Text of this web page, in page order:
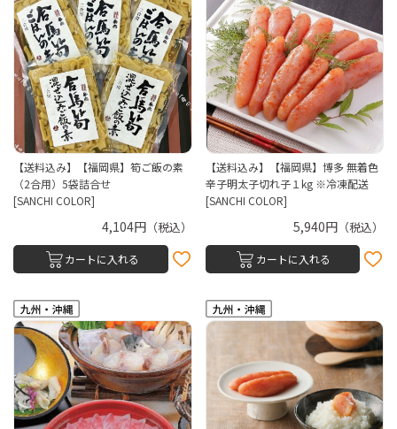
【送料込み】【福岡県】筍ご飯の素
（2合用）5袋詰合せ
[SANCHI COLOR]
4,104円（税込）
カートに入れる
【送料込み】【福岡県】博多 無着色
辛子明太子切れ子１kg ※冷凍配送
[SANCHI COLOR]
5,940円 （税込）
カートに入れる